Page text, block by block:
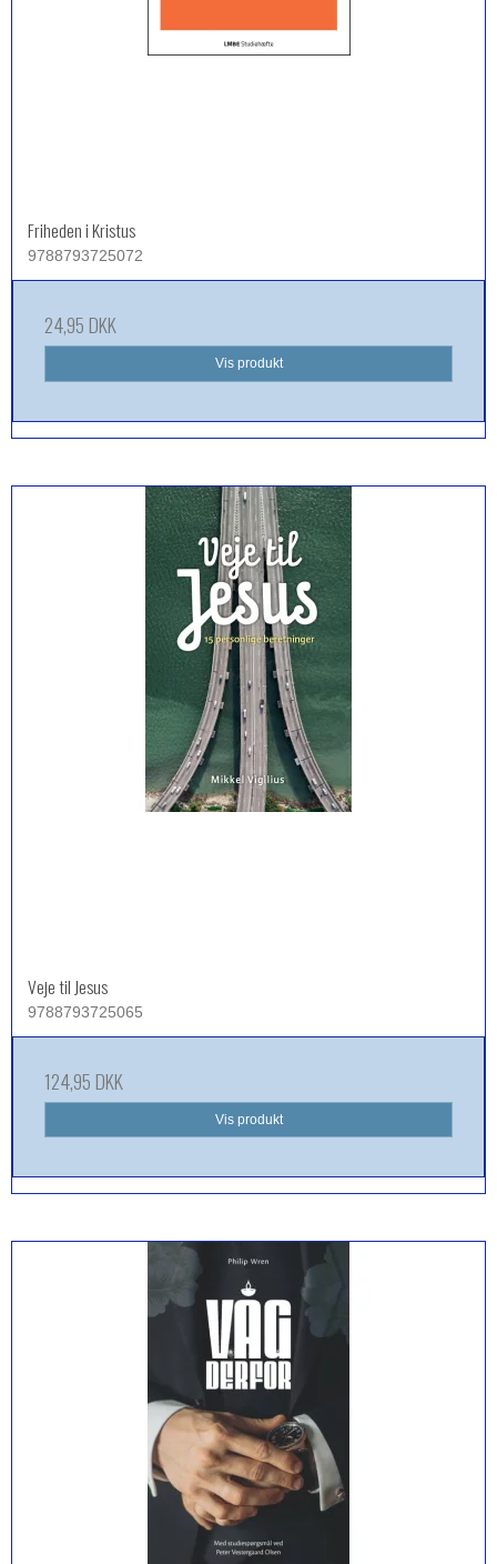
Friheden i Kristus
9788793725072
24,95 DKK
Vis produkt
Veje til Jesus
9788793725065
124,95 DKK
Vis produkt